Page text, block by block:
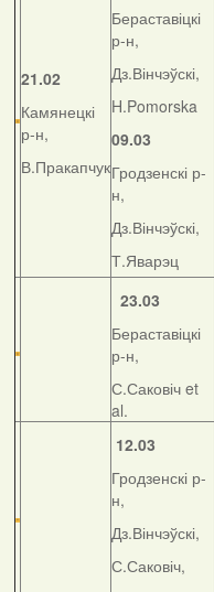
21.02
Камянецкі
р-н,
В.Пракапчук
Бераставіцкі
р-н,
Дз.Вінчэўскі,
H.Pomorska
09.03
Гродзенскі р-
н,
Дз.Вінчэўскі,
Т.Яварэц
23.03
Бераставіцкі
р-н,
С.Саковіч et
al.
12.03
Гродзенскі р-
н,
Дз.Вінчэўскі,
С.Саковіч,